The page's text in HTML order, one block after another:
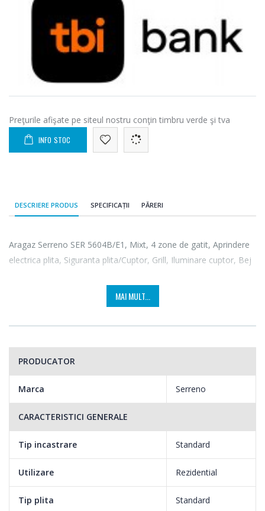
Preţurile afişate pe siteul nostru conţin timbru verde şi tva
INFO STOC
DESCRIERE PRODUS SPECIFICAȚII PĂRERI
Aragaz Serreno SER 5604B/E1, Mixt, 4 zone de gatit, Aprindere
electrica plita, Siguranta plita/Cuptor, Grill, Iluminare cuptor, Bej
MAI MULT...
PRODUCATOR
Marca Serreno
CARACTERISTICI GENERALE
Tip incastrare Standard
Utilizare Rezidential
Tip plita Standard